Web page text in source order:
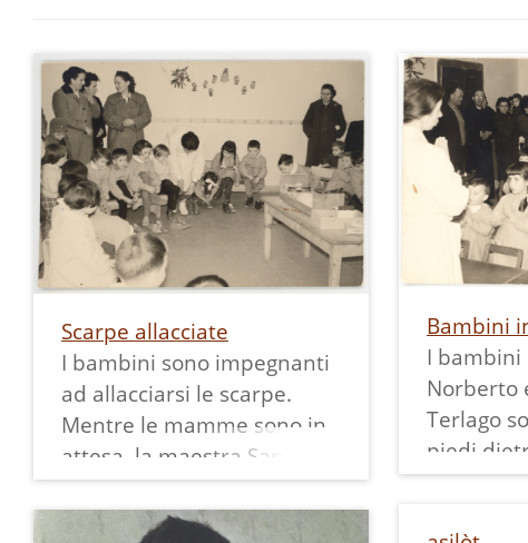
Scarpe allacciate
I bambini sono impegnanti
ad allacciarsi le scarpe.
Mentre le mamme sono in
attesa, la maestra Sandra
Grossi insegna ai più
piccoli.
Bambini
I bambini
Norberto
Terlago
piedi
disposti